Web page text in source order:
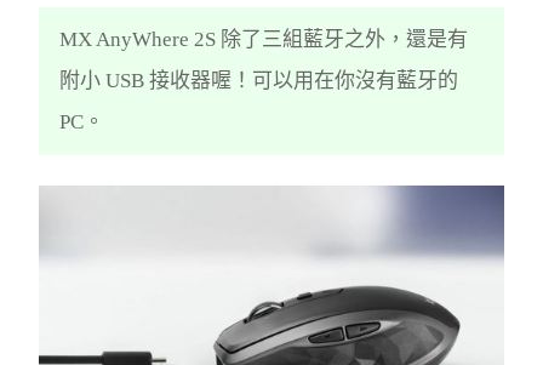
MX AnyWhere 2S 除了三組藍牙之外，還是有
附小 USB 接收器喔！可以用在你沒有藍牙的
PC。